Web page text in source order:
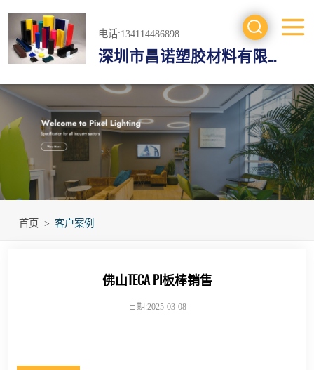
深圳市昌诺塑胶材料有限公司
电话:134114486898
首页 > 客户案例
佛山TECA PI板棒销售
日期:2025-03-08
工程塑料
防静电材料
绝缘材料